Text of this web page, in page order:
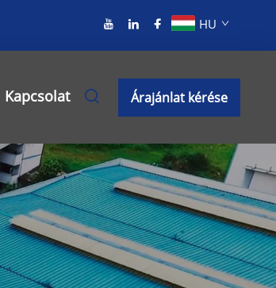
HU
Kapcsolat Árajánlat kérése